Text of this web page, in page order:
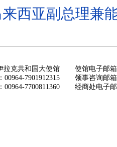
西亚副总理兼
拉克共和国大使馆
7901912315
7700811360
使馆电子邮箱
领事咨询邮箱
经商处电子